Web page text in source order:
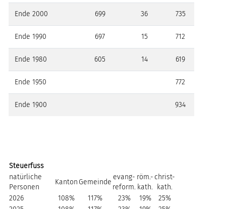
Ende 2000 699 36 735
Ende 1990 697 15 712
Ende 1980 605 14 619
Ende 1950 772
Ende 1900 934
Steuerfuss
natürliche
Personen
Kanton Gemeinde
evang-
reform.
röm.-
kath.
christ-
kath.
2026
108% 117% 23% 19%
25%